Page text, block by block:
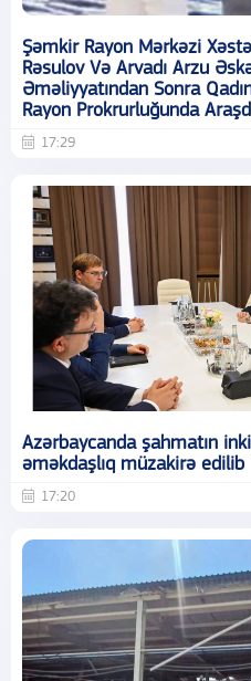
Şəmkir Rayon Mərkəzi
Rəsulov Və Arvadı Arzu
Əməliyyatından Sonra
Rayon Prokrurluğunda
17:29
Azərbaycanda şahmatın
əməkdaşlıq müzakirə edilib
17:20